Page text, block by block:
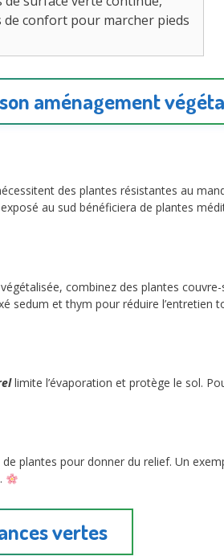
de confort pour marcher pieds
aménagement
des plantes résistantes au
au sud bénéficiera de plantes
combinez des plantes
sedum et thym pour réduire l’entretien
limite l’évaporation et protège le sol.
plantes pour donner du relief. Un
.
vertes